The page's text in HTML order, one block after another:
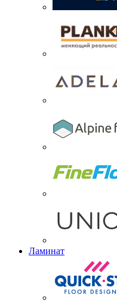
Ламинат